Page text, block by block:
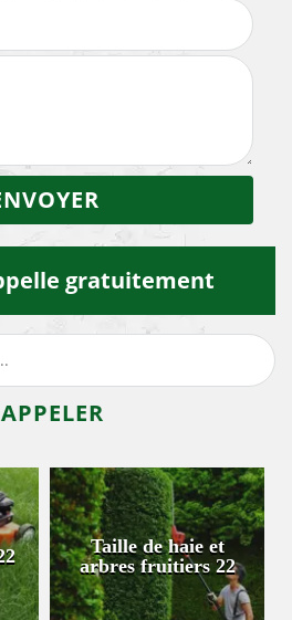
gratuitement
Taille de haie et
arbres fruitiers 22